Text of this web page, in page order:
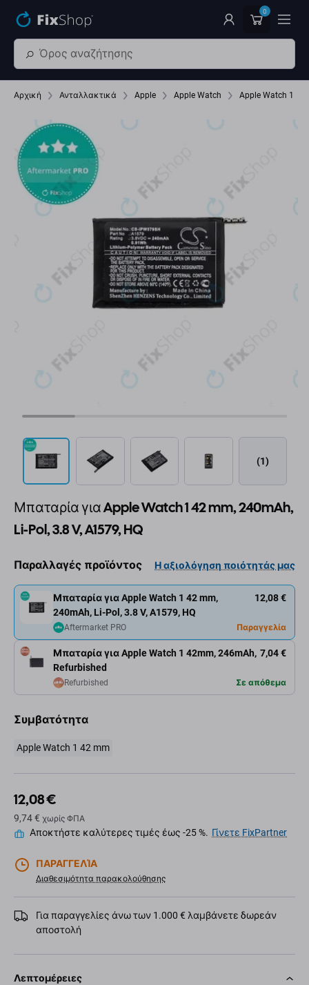
0
Αρχική Ανταλλακτικά Apple Apple Watch Apple Watch 1 42
(1)
Μπαταρία για Apple Watch 1 42 mm, 240mAh,
Li-Pol, 3.8 V, A1579, HQ
Παραλλαγές προϊόντος Η αξιολόγηση ποιότητάς μας
Μπαταρία για Apple Watch 1 42mm, 246mAh,
Refurbished
7,04 €
Refurbished Σε απόθεμα
Μπαταρία για Apple Watch 1 42 mm,
240mAh, Li-Pol, 3.8 V, A1579, HQ
12,08 €
Aftermarket PRO Παραγγελία
Συμβατότητα
Apple Watch 1 42 mm
12,08 €
9,74 € χωρίς ΦΠΑ
Αποκτήστε καλύτερες τιμές έως -25 %. Γίνετε FixPartner
ΠΑΡΑΓΓΕΛΊΑ
Διαθεσιμότητα παρακολούθησης
Για παραγγελίες άνω των 1.000 € λαμβάνετε δωρεάν
αποστολή
Λεπτομέρειες